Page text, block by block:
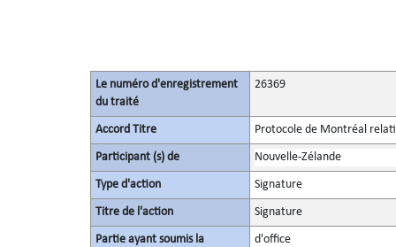
Le numéro d'enregistrement
du traité
26369
Accord Titre Protocole de Montréal
Participant (s) de Nouvelle-Zélande
Type d'action Signature
Titre de l'action Signature
Partie ayant soumis la
d'office